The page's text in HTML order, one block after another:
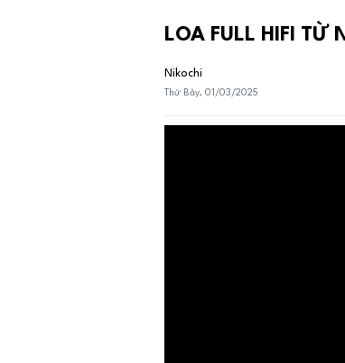
LOA FULL HIFI TỪ
Nikochi
Thứ Bảy, 01/03/2025